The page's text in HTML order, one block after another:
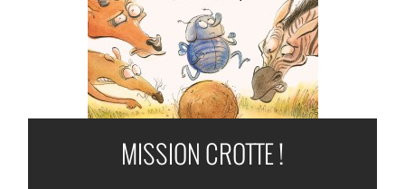
MISSION CROTTE !